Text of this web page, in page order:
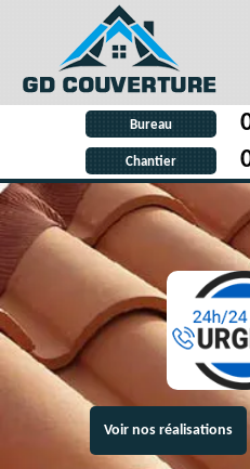
Bureau
Chantier
Voir nos réalisations